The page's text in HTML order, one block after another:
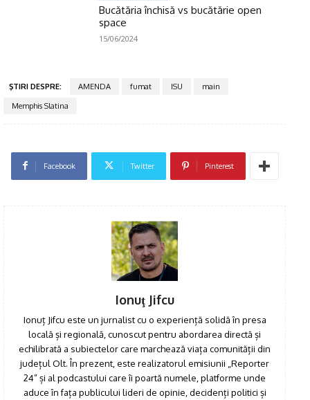
Bucătăria închisă vs bucătărie open
space
15/06/2024
ŞTIRI DESPRE: AMENDA fumat ISU
main
Memphis Slatina
Facebook Twitter Pinterest
Ionuţ Jifcu
Ionuț Jifcu este un jurnalist cu o experiență solidă în presa
locală și regională, cunoscut pentru abordarea directă și
echilibrată a subiectelor care marchează viața comunității din
județul Olt. În prezent, este realizatorul emisiunii „Reporter
24” și al podcastului care îi poartă numele, platforme unde
aduce în fața publicului lideri de opinie, decidenți politici și